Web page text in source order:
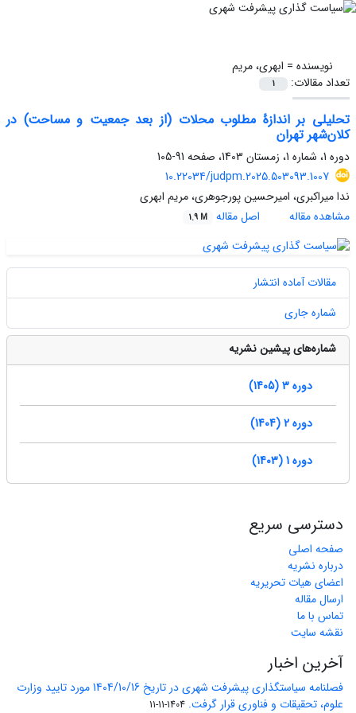
نویسنده = ابهری، مریم
تعداد مقالات:
1
تحلیلی بر اندازۀ مطلوب محلات (از بعد جمعیت و مساحت) در
کلان‌شهر تهران
دوره 1، شماره 1، زمستان 1403، صفحه
91-105
10.22034/judpm.2025.503093.1007
ندا میراکبری، امیرحسین پورجوهری، مریم ابهری
مشاهده مقاله
اصل مقاله 1.9 M
مقالات آماده انتشار
شماره جاری
شماره‌های پیشین نشریه
دوره 3 (1405)
دوره 2 (1404)
دوره 1 (1403)
دسترسی سریع
صفحه اصلی
درباره نشریه
اعضای هیات تحریریه
ارسال مقاله
تماس با ما
نقشه سایت
آخرین اخبار
فصلنامه سیاستگذاری پیشرفت شهری در تاریخ 1404/10/16 مورد تایید وزارت
علوم، تحقیقات و فناوری قرار گرفت. 1404-11-11